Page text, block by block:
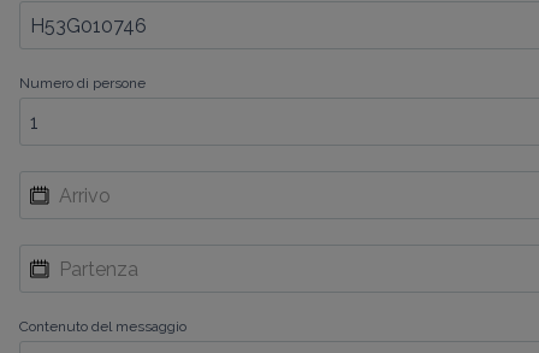
Numero di persone
Contenuto del messaggio